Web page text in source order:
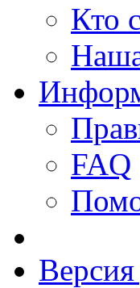
Кто
FAQ
Версия